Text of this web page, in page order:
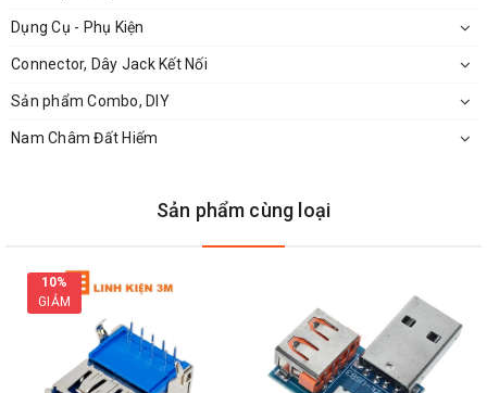
Dụng Cụ - Phụ Kiện
Connector, Dây Jack Kết Nối
Sản phẩm Combo, DIY
Nam Châm Đất Hiếm
Sản phẩm cùng loại
10%
GIẢM